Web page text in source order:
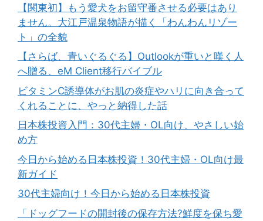
【関東初】もう愛犬をお留守番させる必要はあり
ません。大江戸温泉物語が描く「わんわんリゾー
ト」の全貌
【さらば、青いぐるぐる】Outlookが重いと嘆く人
へ贈る、eM Client移行バイブル
ビタミンC誘導体がお肌の炎症やハリに向き合って
くれることに、やっと納得した話
日本株投資入門：30代主婦・OL向け、やさしい始
め方
今日から始める日本株投資！30代主婦・OL向け最
新ガイド
30代主婦向け！今日から始める日本株投資
「ドッグフードの開封後の保存方法?鮮度を保ち愛